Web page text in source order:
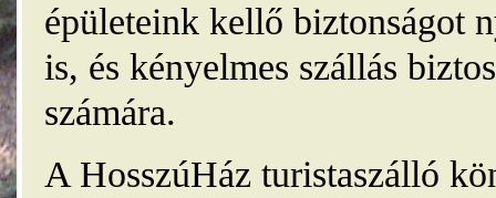
épületeink kellő biztonságot
is, és kényelmes szállás
számára.
A HosszúHáz turistaszálló